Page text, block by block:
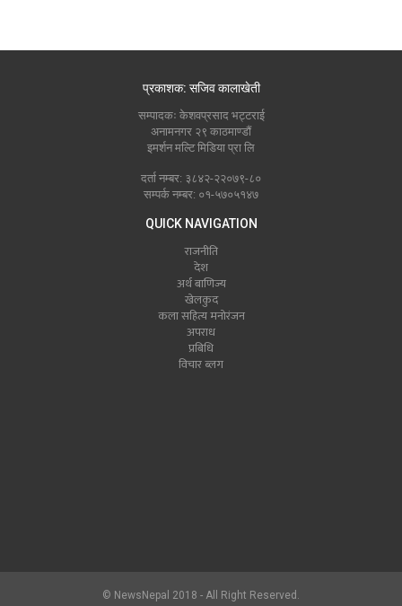
प्रकाशक: सजिव कालाखेती
सम्पादकः केशवप्रसाद भट्टराई
अनामनगर २९ काठमाण्डौं
इमर्शन मल्टि मिडिया प्रा लि
दर्ता नम्बर: ३८४२-२२०७९-८०
सम्पर्क नम्बर: ०१-५७०५१४७
QUICK NAVIGATION
राजनीति
देश
अर्थ बाणिज्य
खेलकुद
कला सहित्य मनोरंजन
अपराध
प्रबिधि
विचार ब्लग
© NewsNepal 2018 - All Right Reserved.